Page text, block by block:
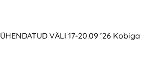
ÜHENDATUD VÄLI 17-20.09 ’26 Kobiga